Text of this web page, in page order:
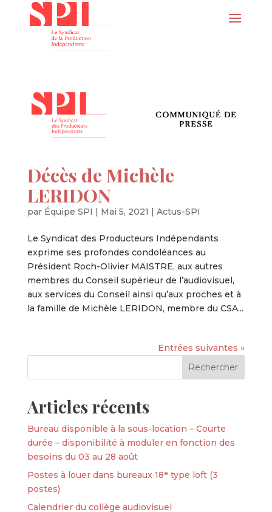
Décès de Michèle
LERIDON
par Équipe SPI | Mai 5, 2021 | Actus-SPI
Le Syndicat des Producteurs Indépendants
exprime ses profondes condoléances au
Président Roch-Olivier MAISTRE, aux autres
membres du Conseil supérieur de l’audiovisuel,
aux services du Conseil ainsi qu’aux proches et à
la famille de Michèle LERIDON, membre du CSA...
Entrées suivantes »
Articles récents
Bureau disponible à la sous-location – Courte
durée – disponibilité à moduler en fonction des
besoins du 03 au 28 août
Postes à louer dans bureaux 18ᵉ type loft (3
postes)
Calendrier du collège audiovisuel